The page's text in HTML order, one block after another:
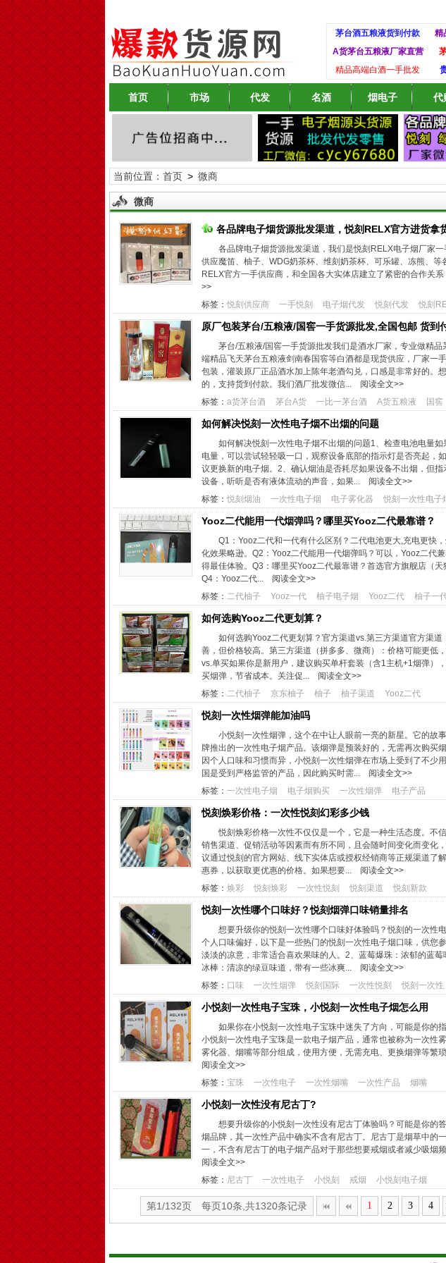
茅台酒五粮液货到付款 精
A货茅台五粮液厂家直营
精品高端白酒一手批发
首页 市场 代发 名酒 烟电子 代
当前位置： 首页> 微商
微商
各品牌电子烟货源批发渠道，悦刻RELX官方进货拿
各品牌电子烟货源批发渠道，我们是悦刻RELX电子烟厂家
供应魔笛、柚子、WDG奶茶杯、维刻奶茶杯、可乐罐、冻熊、等
RELX官方一手供应商，和全国各大实体店建立了紧密的合作关
>>
标签： 悦刻供应商 一手悦刻 电子烟代发 悦刻代发 悦刻
原厂包装茅台/五粮液/国窖一手货源批发,全国包邮 货到
茅台/五粮液/国窖一手货源批发我们是酒水厂家，专业做精
端精品飞天茅台五粮液剑南春国窖等白酒都是现货供应，厂家一
包装，灌装原厂正品酒水加上陈年老酒勾兑，口感是非常好的。
的，支持货到付款。我们酒厂批发微信...
阅读全文>>
标签： a货茅台酒 茅台A货 一比一茅台酒 A货五粮液 国窖
如何解决悦刻一次性电子烟不出烟的问题
如何解决悦刻一次性电子烟不出烟的问题1、检查电池电量
电量，可以尝试轻轻吸一口，观察设备底部的指示灯是否亮起，
议更换新的电子烟。2、确认烟油是否耗尽如果设备不出烟，但
设备，听听是否有液体流动的声音，如果...
阅读全文>>
标签： 悦刻烟油 一次性电子烟 电子雾化器 悦刻一次性电子
Yooz二代能用一代烟弹吗？哪里买Yooz二代最靠谱？
Q1：Yooz二代和一代有什么区别？二代电池更大,充电更快
化效果略逊。Q2：Yooz二代能用一代烟弹吗？可以，Yooz二代
得最佳体验。Q3：哪里买Yooz二代最靠谱？首选官方旗舰店（天
Q4：Yooz二代...
阅读全文>>
标签： 二代柚子 Yooz一代 柚子电子烟 Yooz二代 柚子一
如何选购Yooz二代更划算？
如何选购Yooz二代更划算？官方渠道vs.第三方渠道官方渠
善，但价格较高。第三方渠道（拼多多、微商）：价格可能更低
vs.单买如果你是新用户，建议购买单杆套装（含1主机+1烟弹）
买烟弹，节省成本。关注促...
阅读全文>>
标签： 二代柚子 京东柚子 柚子 柚子渠道 Yooz二代
悦刻一次性烟弹能加油吗
小悦刻一次性烟弹，这个在中让人眼前一亮的新星。它的故
牌推出的一次性电子烟产品。该烟弹是预装好的，无需再次购买
因个人口味和习惯而异，小悦刻一次性烟弹在市场上受到了不少
国是受到严格监管的产品，因此购买时需...
阅读全文>>
标签： 一次性电子烟 电子烟购买 一次性烟弹 电子产品
悦刻焕彩价格：一次性悦刻幻彩多少钱
悦刻焕彩价格一次性不仅仅是一个，它是一种生活态度。不
销售渠道、促销活动等因素而有所不同，且会随时间变化而变化
议通过悦刻的官方网站、线下实体店或授权经销商等正规渠道了
惠券，以获取更优惠的价格。如果想要...
阅读全文>>
标签： 焕彩 悦刻焕彩 一次性悦刻 悦刻渠道 悦刻新款
悦刻一次性哪个口味好？悦刻烟弹口味销量排名
想要升级你的悦刻一次性哪个口味好体验吗？悦刻的一次性
个人口味偏好，以下是一些热门的悦刻一次性电子烟口味，供您
淡淡的凉意，非常适合喜欢果味的人。2、蓝莓爆珠：浓郁的蓝
冰棒：清凉的绿豆味道，带有一些冰爽...
阅读全文>>
标签： 口味 一次性烟弹 悦刻国际 一次性悦刻 悦刻一次性
小悦刻一次性电子宝珠，小悦刻一次性电子烟怎么用
如果你在小悦刻一次性电子宝珠中迷失了方向，可能是你的
小悦刻一次性电子宝珠是一款电子烟产品，通常也被称为一次性
雾化器、烟嘴等部分组成，使用方便，无需充电、更换烟弹等繁
阅读全文>>
标签： 宝珠 一次性电子 一次性烟嘴 一次性产品 烟嘴
小悦刻一次性没有尼古丁?
想要升级你的小悦刻一次性没有尼古丁体验吗？可能是你的
烟品牌，其一次性产品中确实不含有尼古丁。尼古丁是烟草中的
一，不含有尼古丁的电子烟产品对于那些想要戒烟或者减少吸烟
阅读全文>>
标签： 尼古丁 一次性电子 小悦刻 戒烟 小悦刻电子烟
第1/132页 每页10条,共1320条记录 1 2 3 4